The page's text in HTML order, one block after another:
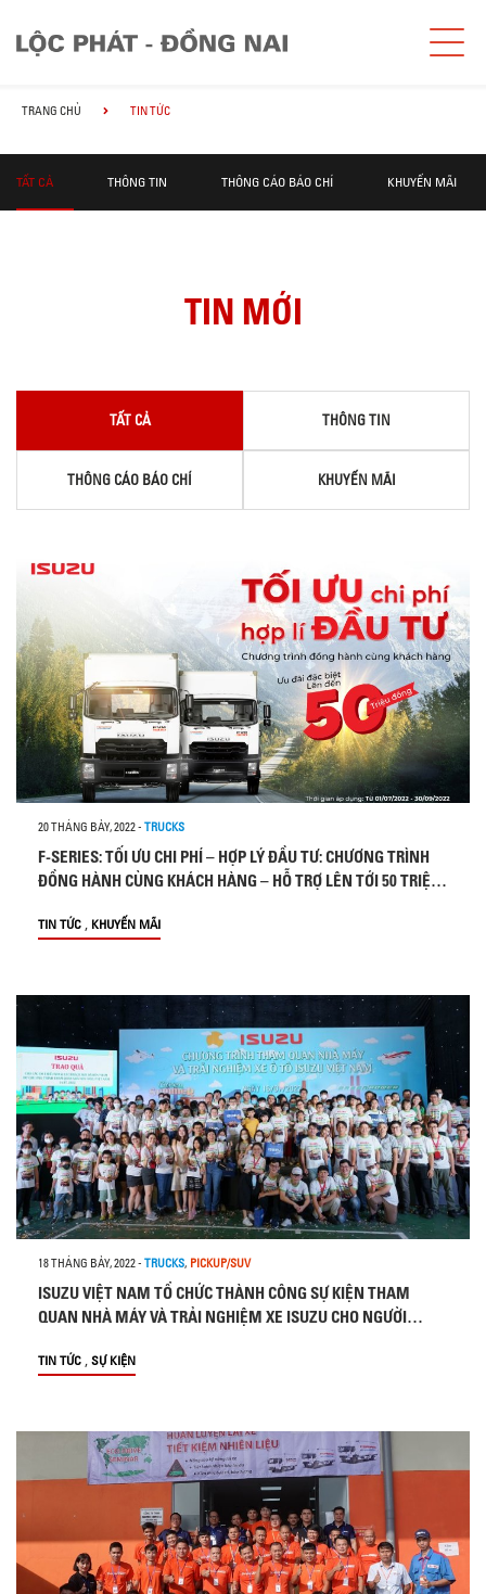
TRANG CHỦ TIN TỨC
TẤT CẢ THÔNG TIN THÔNG CÁO BÁO CHÍ KHUYẾN MÃI
TIN MỚI
TẤT CẢ THÔNG TIN
THÔNG CÁO BÁO CHÍ KHUYẾN MÃI
20 THÁNG BẢY, 2022- TRUCKS
F-SERIES: TỐI ƯU CHI PHÍ – HỢP LÝ ĐẦU TƯ: CHƯƠNG TRÌNH
ĐỒNG HÀNH CÙNG KHÁCH HÀNG – HỖ TRỢ LÊN TỚI 50 TRIỆU
TIN TỨC , KHUYẾN MÃI
18 THÁNG BẢY, 2022- TRUCKS, PICKUP/SUV
ISUZU VIỆT NAM TỔ CHỨC THÀNH CÔNG SỰ KIỆN THAM
QUAN NHÀ MÁY VÀ TRẢI NGHIỆM XE ISUZU CHO NGƯỜI
VẤP
TIN TỨC , SỰ KIỆN